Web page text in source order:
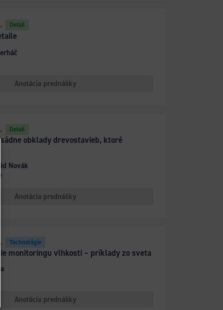
Detail
Anotácia prednášky
Detail
obklady drevostavieb, ktoré
Novák
Anotácia prednášky
Technológie
monitoringu vlhkosti – príklady zo sveta
Anotácia prednášky